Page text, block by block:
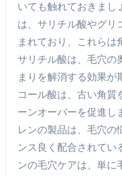
いても触れておきまし
は、サリチル酸やグリ
まれており、これらは
サリチル酸は、毛穴の
まりを解消する効果が
コール酸は、古い角質
ーンオーバーを促進し
レンの製品は、毛穴の
ンス良く配合されてい
ンの毛穴ケアは、単に